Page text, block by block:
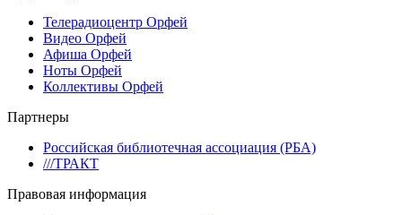
Телерадиоцентр Орфей
Видео Орфей
Афиша Орфей
Ноты Орфей
Коллективы Орфей
Партнеры
Российская библиотечная ассоциация (РБА)
///ТРАКТ
Правовая информация